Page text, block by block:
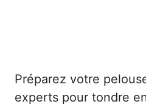
Préparez votre
experts pour tondre